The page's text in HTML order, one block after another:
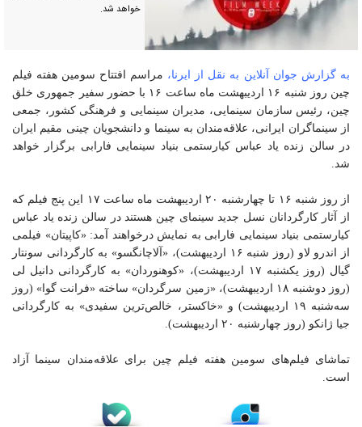
خواهد شد.
به گزارش جوان آنلاین به نقل از ایرنا، مراسم افتتاح سومین هفته فیلم
چین روز شنبه ۱۶ اردیبهشت ماه ساعت ۱۶ با حضور سفیر جمهوری خلق
چین، رئیس سازمان سینمایی، مدیران سینمایی و فرهنگی کشور، جمعی
از سینماگران ایرانی، علاقه‌مندان به سینما و دانشجویان چینی مقیم ایران
در سالن زنده یاد عباس کیارستمی بنیاد سینمایی فارابی برگزار خواهد
شد.
از روز شنبه ۱۶ تا چهارشنبه ۲۰ اردیبهشت ماه ساعت ۱۷ این پنج فیلم که
از آثار کارگردانان نسل جدید سینمای چین هستند در سالن زنده یاد عباس
کیارستمی بنیاد سینمایی فارابی به نمایش درخواهند آمد: «کاپیتان» فیلمی
از اندرو لاو (روز شنبه ۱۶ اردیبهشت)، «آلاچانگسو» به کارگردانی سونتار
گیال (روز یکشنبه ۱۷ اردیبهشت)، «کوهنوردان» به کارگردانی دانیل لی
(روز دوشنبه ۱۸ اردیبهشت)، «زمین سرگردان» ساخته «فرانت گوا» (روز
سه‌شنبه ۱۹ اردیبهشت) و «خاکستر، خالص‌ترین سفیدی» به کارگردانی
جیا ژانکو (روز چهارشنبه ۲۰ اردیبهشت).
تماشای فیلم‌های سومین هفته فیلم چین برای علاقه‌مندان سینما آزاد
است.